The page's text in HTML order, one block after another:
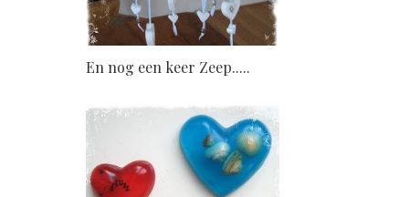
En nog een keer Zeep.....